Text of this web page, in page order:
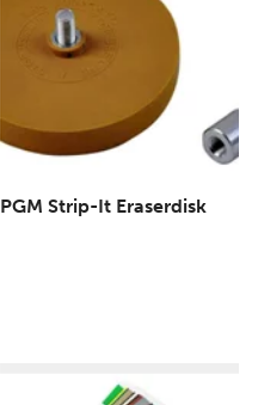
PGM Strip-It Eraserdisk